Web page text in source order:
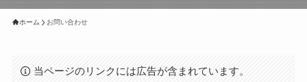
ホーム お問い合わせ
当ページのリンクには広告が含まれています。